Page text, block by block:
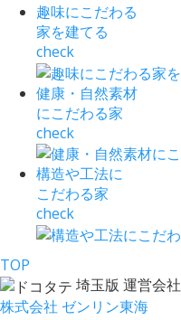
趣味にこだわる
家を建てる
check
健康・自然素材
にこだわる家
check
構造や工法に
こだわる家
check
TOP
埼玉版 運営会社
株式会社 ゼンリン東海